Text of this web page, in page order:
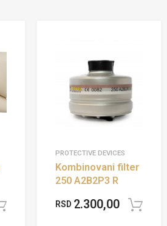
Add to cart
PROTECTIVE DEVICES
Kombinovani filter
250 A2B2P3 R
RSD 2.300,00